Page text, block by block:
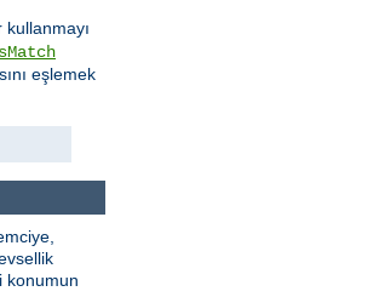
eşlemek
konumun